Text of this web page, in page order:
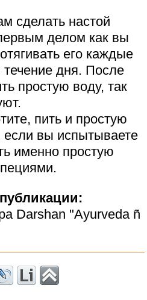
сделать настой
делом как вы
его каждые
течение дня. После
простую воду, так
пить и простую
если вы испытываете
именно простую
Darshan "Ayurveda ñ